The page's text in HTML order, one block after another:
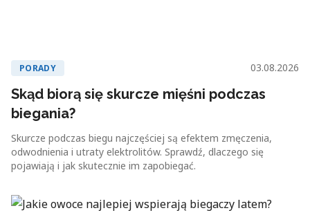
PORADY 03.08.2026
Skąd biorą się skurcze mięśni podczas
biegania?
Skurcze podczas biegu najczęściej są efektem zmęczenia,
odwodnienia i utraty elektrolitów. Sprawdź, dlaczego się
pojawiają i jak skutecznie im zapobiegać.